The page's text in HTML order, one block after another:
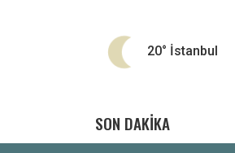
20° İstanbul
SON DAKİKA